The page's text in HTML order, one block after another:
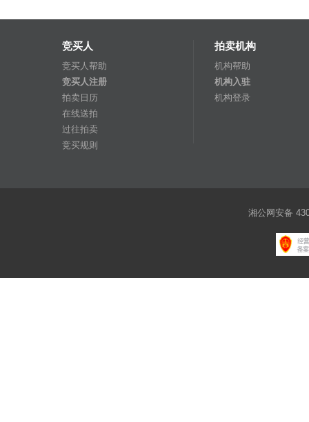
竞买人
竞买人帮助
竞买人注册
拍卖日历
在线送拍
过往拍卖
竞买规则
拍卖机构
机构帮助
机构入驻
机构登录
湘公网安备